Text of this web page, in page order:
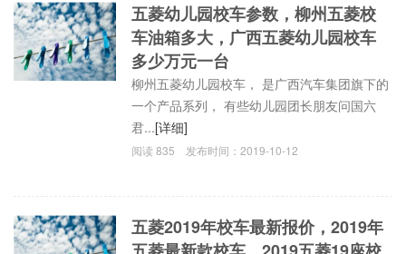
五菱幼儿园校车参数，柳州五菱校
车油箱多大，广西五菱幼儿园校车
多少万元一台
柳州五菱幼儿园校车， 是广西汽车集团旗下的
一个产品系列， 有些幼儿园团长朋友问国六
君...[详细]
阅读835 发布时间：2019-10-12
五菱2019年校车最新报价，2019年